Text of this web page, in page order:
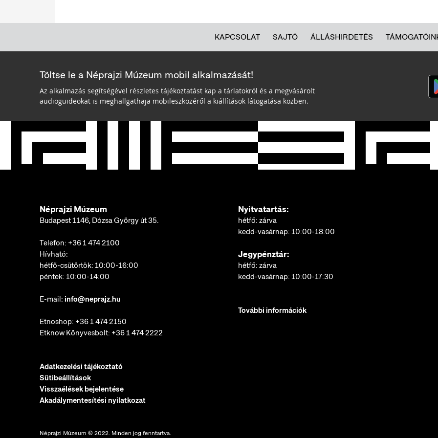
KAPCSOLAT SAJTÓ ÁLLÁSHIRDETÉS
Töltse le a Néprajzi Múzeum mobil alkalmazását!
Az alkalmazás segítségével részletes tájékoztatást kap a tárlatokról és a megvásárolt
audioguideokat is meghallgathaja mobileszközéről a kiállítások látogatása közben.
Néprajzi Múzeum
Budapest 1146, Dózsa György út 35.
Telefon: +36 1 474 2100
Hívható:
hétfő-csütörtök: 10:00-16:00
péntek: 10:00-14:00
E-mail: info@neprajz.hu
Etnoshop: +36 1 474 2150
Etknow Könyvesbolt: +36 1 474 2222
Adatkezelési tájékoztató
Sütibeállítások
Visszaélések bejelentése
Akadálymentesítési nyilatkozat
Nyitvatartás:
hétfő: zárva
kedd-vasárnap: 10:00-18:00
Jegypénztár:
hétfő: zárva
kedd-vasárnap: 10:00-17:30
További információk
Néprajzi Múzeum © 2022. Minden jog fenntartva.